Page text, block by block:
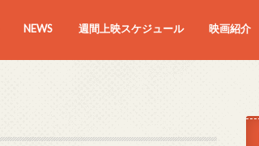
NEWS 週間上映スケジュール 映画紹介